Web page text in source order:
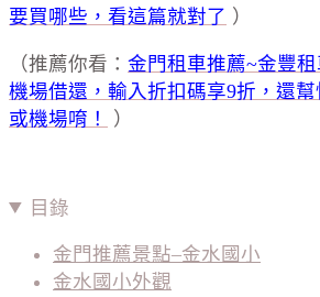
要買哪些，看這篇就對了 ）
（推薦你看： 金門租車推薦~金豐租
機場借還，輸入折扣碼享9折，還
或機場唷！
）
目錄
金門推薦景點–金水國小
金水國小外觀